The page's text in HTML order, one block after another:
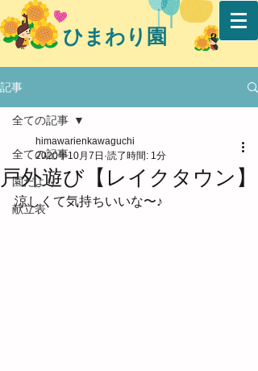
ひまわり園
記事
全ての記事
園だより
献立表
全ての記事
戸外遊び【レイクタウン】
himawarienkawaguchi
2020年10月7日 読了時間: 1分
涼しくて気持ちいいな〜♪